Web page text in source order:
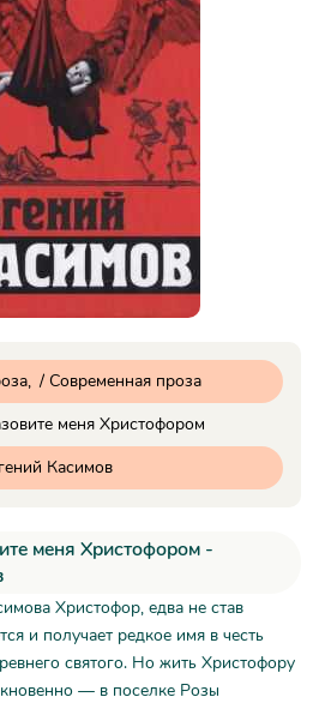
/ Современная проза
меня Христофором
Касимов
меня Христофором -
Христофор, едва не став
и получает редкое имя в честь
святого. Но жить Христофору
— в поселке Розы